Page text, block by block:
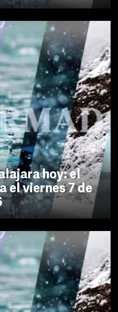
hoy: el
el viernes 7 de